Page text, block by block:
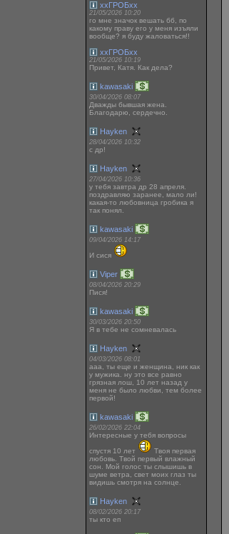
ххГРОБхх
21/05/2026 10:20
го мне значок вешать бб, по
какому праву его у меня изъяли
вообще? я буду жаловаться!!
ххГРОБхх
21/05/2026 10:19
Привет, Катя. Как дела?
kawasaki
30/04/2026 08:07
Дважды бывшая жена.
Благодарю, сердечно.
Hayken
28/04/2026 10:32
с др!
Hayken
27/04/2026 10:36
у тебя завтра др 28 апреля.
поздравляю заранее, мало ли!
какая-то любовница гробика я
так понял.
kawasaki
09/04/2026 14:17
И сися
Viper
08/04/2026 20:29
Пися!
kawasaki
30/03/2026 20:50
Я в тебе не сомневалась
Hayken
04/03/2026 08:01
ааа, ты еще и женщина, ник как
у мужика. ну это все равно
грязная лош, 10 лет назад у
меня не было любви, тем более
первой!
kawasaki
26/02/2026 22:04
Интересные у тебя вопросы
спустя 10 лет
Твоя первая
любовь. Твой первый влажный
сон. Мой голос ты слышишь в
шуме ветра, свет моих глаз ты
видишь смотря на солнце.
Hayken
08/02/2026 20:17
ты кто еп